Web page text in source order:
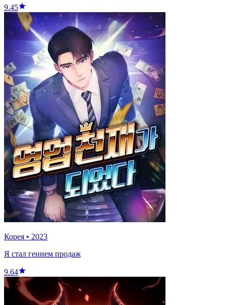
9.45
Корея • 2023
Я стал гением продаж
9.64